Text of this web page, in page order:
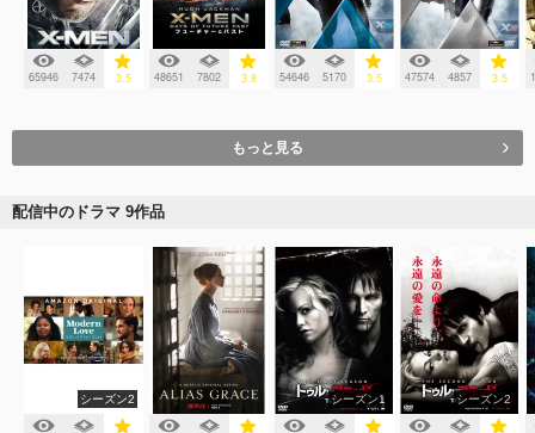
65946 7474 3.5 48651 7802 3.8 54646 5170 3.5 47574 4857 3.5
もっと見る
配信中のドラマ 9作品
シーズン2 シーズン1 シーズン2